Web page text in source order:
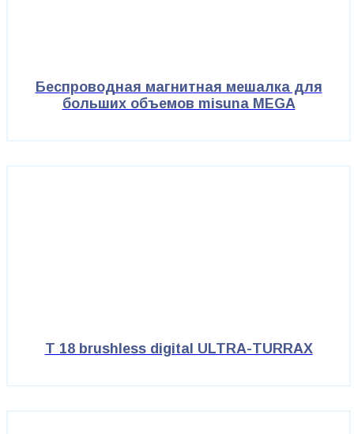
Беспроводная магнитная мешалка для
больших объемов misuna MEGA
T 18 brushless digital ULTRA-TURRAX